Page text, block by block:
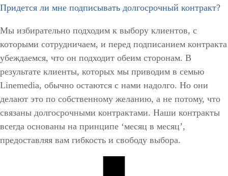
Придется ли мне подписывать долгосрочный контракт?
Мы избирательно подходим к выбору клиентов, с
которыми сотрудничаем, и перед подписанием контракта
убеждаемся, что он подходит обеим сторонам. В
результате клиенты, которых мы приводим в семью
Linemedia, обычно остаются с нами надолго. Но они
делают это по собственному желанию, а не потому, что
связаны долгосрочными контрактами. Наши контракты
всегда основаны на принципе ‘месяц в месяц’,
предоставляя вам гибкость и свободу выбора.